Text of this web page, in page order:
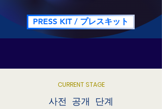
PRESS KIT / プレスキット
CURRENT STAGE
사전 공개 단계